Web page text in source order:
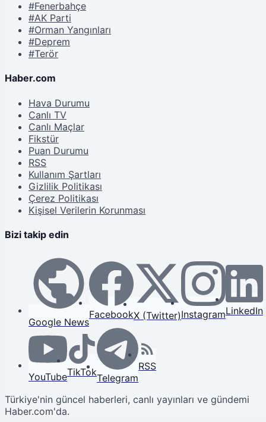
#Fenerbahçe
#AK Parti
#Orman Yangınları
#Deprem
#Terör
Haber.com
Hava Durumu
Canlı TV
Canlı Maçlar
Fikstür
Puan Durumu
RSS
Kullanım Şartları
Gizlilik Politikası
Çerez Politikası
Kişisel Verilerin Korunması
Bizi takip edin
Google News
FacebookX (Twitter)InstagramLinkedIn
YouTubeTikTokTelegram
RSS
Türkiye'nin güncel haberleri, canlı yayınları ve gündemi
Haber.com'da.